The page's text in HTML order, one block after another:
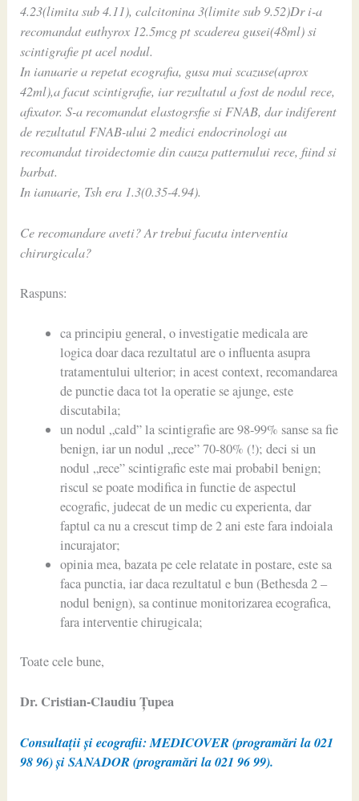
4.23(limita sub 4.11), calcitonina 3(limite sub 9.52)Dr i-a
recomandat euthyrox 12.5mcg pt scaderea gusei(48ml) si
scintigrafie pt acel nodul.
In ianuarie a repetat ecografia, gusa mai scazuse(aprox
42ml),a facut scintigrafie, iar rezultatul a fost de nodul rece,
afixator. S-a recomandat elastogrsfie si FNAB, dar indiferent
de rezultatul FNAB-ului 2 medici endocrinologi au
recomandat tiroidectomie din cauza patternului rece, fiind si
barbat.
In ianuarie, Tsh era 1.3(0.35-4.94).
Ce recomandare aveti? Ar trebui facuta interventia
chirurgicala?
Raspuns:
ca principiu general, o investigatie medicala are
logica doar daca rezultatul are o influenta asupra
tratamentului ulterior; in acest context, recomandarea
de punctie daca tot la operatie se ajunge, este
discutabila;
un nodul „cald” la scintigrafie are 98-99% sanse sa fie
benign, iar un nodul „rece” 70-80% (!); deci si un
nodul „rece” scintigrafic este mai probabil benign;
riscul se poate modifica in functie de aspectul
ecografic, judecat de un medic cu experienta, dar
faptul ca nu a crescut timp de 2 ani este fara indoiala
incurajator;
opinia mea, bazata pe cele relatate in postare, este sa
faca punctia, iar daca rezultatul e bun (Bethesda 2 –
nodul benign), sa continue monitorizarea ecografica,
fara interventie chirugicala;
Toate cele bune,
Dr. Cristian-Claudiu Ţupea
Consultații și ecografii: MEDICOVER (programări la 021
98 96) și SANADOR (programări la 021 96 99).